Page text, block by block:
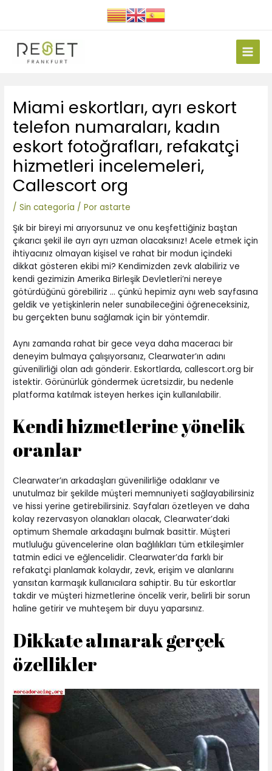
Main
Miami eskortları, ayrı eskort
telefon numaraları, kadın
eskort fotoğrafları, refakatçi
hizmetleri incelemeleri,
Callescort org
/Sin categoría / Porastarte
Şık bir bireyi mi arıyorsunuz ve onu keşfettiğiniz baştan
çıkarıcı şekil ile ayrı ayrı uzman olacaksınız! Acele etmek için
ihtiyacınız olmayan kişisel ve rahat bir modun içindeki
dikkat gösteren ekibi mi?Kendimizden zevk alabiliriz ve
kendi gezimizin Amerika Birleşik Devletleri’ni nereye
götürdüğünü görebiliriz … çünkü hepimiz aynı web sayfasına
geldik ve yetişkinlerin neler sunabileceğini öğreneceksiniz,
bu gerçekten bunu sağlamak için bir yöntemdir.
Aynı zamanda rahat bir gece veya daha maceracı bir
deneyim bulmaya çalışıyorsanız, Clearwater’ın adını
güvenilirliği olan adı gönderir. Eskortlarda, callescort.org bir
istektir. Görünürlük göndermek ücretsizdir, bu nedenle
platforma katılmak isteyen herkes için kullanılabilir.
Kendi hizmetlerine yönelik
oranlar
Clearwater’ın arkadaşları güvenilirliğe odaklanır ve
unutulmaz bir şekilde müşteri memnuniyeti sağlayabilirsiniz
ve hissi yerine getirebilirsiniz. Sayfaları özetleyen ve daha
kolay rezervasyon olanakları olacak, Clearwater’daki
optimum Shemale arkadaşını bulmak basittir. Müşteri
mutluluğu güvencelerine olan bağlılıkları tüm etkileşimler
tatmin edici ve eğlencelidir. Clearwater’da farklı bir
refakatçi planlamak kolaydır, zevk, erişim ve alanlarını
yansıtan karmaşık kullanıcılara sahiptir. Bu tür eskortlar
takdir ve müşteri hizmetlerine öncelik verir, belirli bir sorun
haline getirir ve muhteşem bir duyu yaparsınız.
Dikkate alınarak gerçek
özellikler
de
entradas